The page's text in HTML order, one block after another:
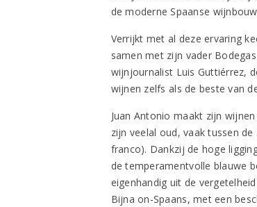
de moderne Spaanse
Verrijkt met al deze ervaring
samen met zijn vader
wijnjournalist Luis Guttiérrez,
wijnen zelfs als de beste van
Juan Antonio maakt zijn
zijn veelal oud, vaak tussen
franco). Dankzij de hoge
de temperamentvolle blauwe
eigenhandig uit de
Bijna on-Spaans, met een